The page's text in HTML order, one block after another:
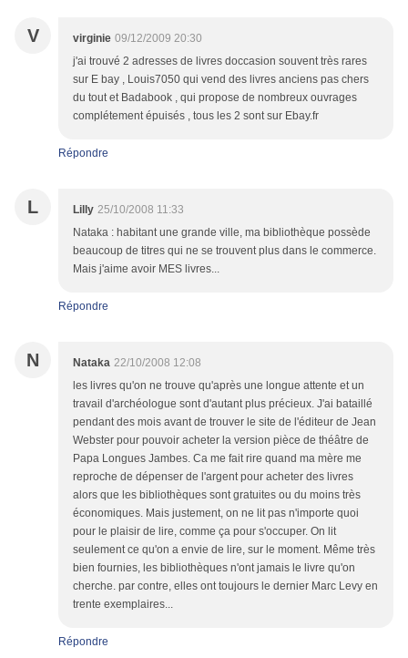
V virginie 09/12/2009 20:30
j'ai trouvé 2 adresses de livres doccasion souvent très rares
sur E bay , Louis7050 qui vend des livres anciens pas chers
du tout et Badabook , qui propose de nombreux ouvrages
complétement épuisés , tous les 2 sont sur Ebay.fr
Répondre
L Lilly 25/10/2008 11:33
Nataka : habitant une grande ville, ma bibliothèque possède
beaucoup de titres qui ne se trouvent plus dans le commerce.
Mais j'aime avoir MES livres...
Répondre
N Nataka 22/10/2008 12:08
les livres qu'on ne trouve qu'après une longue attente et un
travail d'archéologue sont d'autant plus précieux. J'ai bataillé
pendant des mois avant de trouver le site de l'éditeur de Jean
Webster pour pouvoir acheter la version pièce de théâtre de
Papa Longues Jambes. Ca me fait rire quand ma mère me
reproche de dépenser de l'argent pour acheter des livres
alors que les bibliothèques sont gratuites ou du moins très
économiques. Mais justement, on ne lit pas n'importe quoi
pour le plaisir de lire, comme ça pour s'occuper. On lit
seulement ce qu'on a envie de lire, sur le moment. Même très
bien fournies, les bibliothèques n'ont jamais le livre qu'on
cherche. par contre, elles ont toujours le dernier Marc Levy en
trente exemplaires...
Répondre